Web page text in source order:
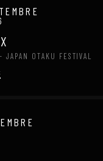
JAPAN OTAKU FESTIVAL